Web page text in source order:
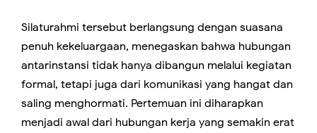
Silaturahmi tersebut berlangsung dengan suasana
penuh kekeluargaan, menegaskan bahwa hubungan
antarinstansi tidak hanya dibangun melalui kegiatan
formal, tetapi juga dari komunikasi yang hangat dan
saling menghormati. Pertemuan ini diharapkan
menjadi awal dari hubungan kerja yang semakin erat